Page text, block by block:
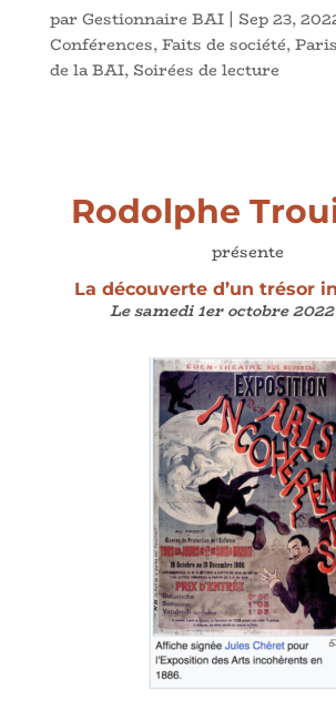
par Gestionnaire BAI| Sep 23,
Conférences,Faits de société,Paris
de la BAI, Soirées de lecture
Rodolphe
présente
La découverte d’un trésor
Le samedi 1er octobre